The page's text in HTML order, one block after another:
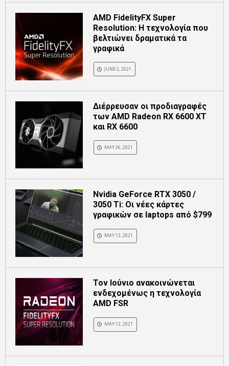
AMD FidelityFX Super
Resolution: Η τεχνολογία που
βελτιώνει δραματικά τα
γραφικά
JUNE 2, 2021
Διέρρευσαν οι προδιαγραφές
των AMD Radeon RX 6600 XT
και RX 6600
MAY 26, 2021
Nvidia GeForce RTX 3050 /
3050 Ti: Οι νέες κάρτες
γραφικών σε laptops από $799
MAY 12, 2021
Τον Ιούνιο ανακοινώνεται
ενδεχομένως η τεχνολογία
AMD FSR
MAY 12, 2021